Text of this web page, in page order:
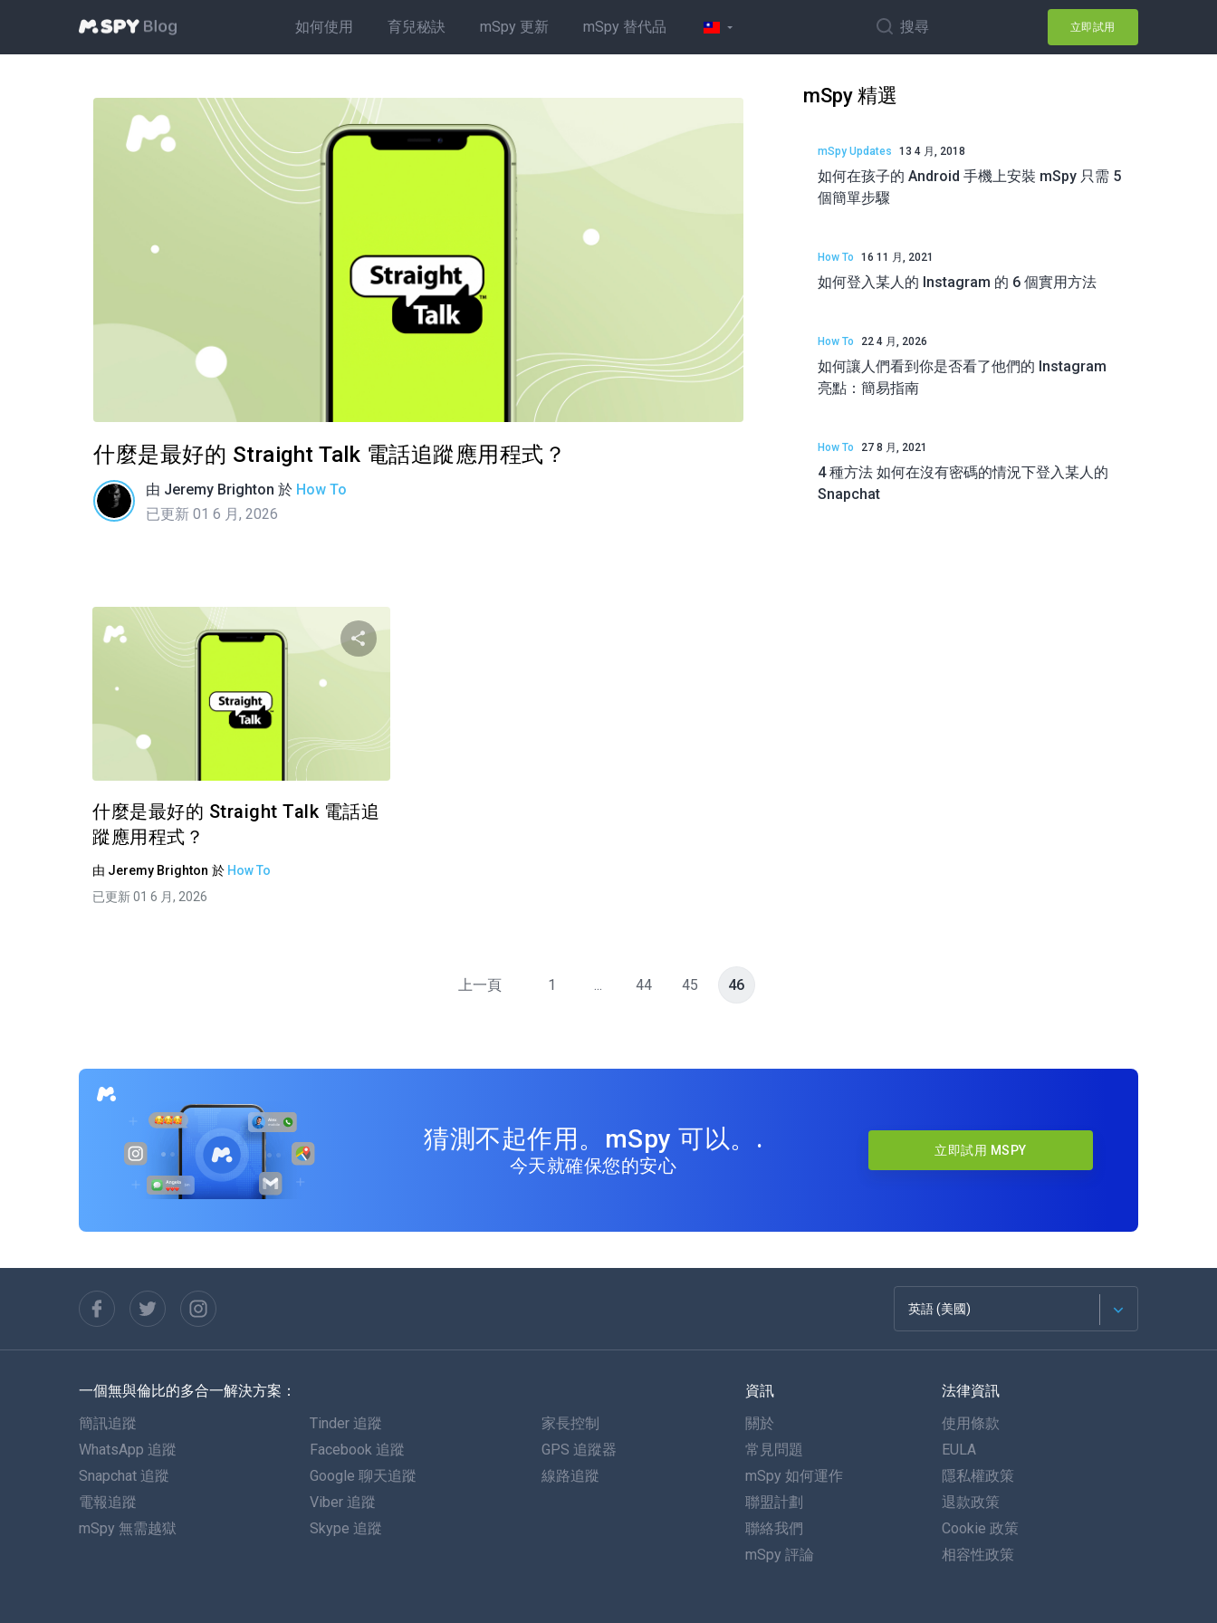
如何使用 育兒秘訣 mSpy 更新 mSpy 替代品 搜尋 立即試用
什麼是最好的 Straight Talk 電話追蹤應用程式？
由 Jeremy Brighton 於 How To
已更新 01 6 月, 2026
mSpy 精選
mSpy Updates 13 4 月, 2018
如何在孩子的 Android 手機上安裝 mSpy 只需 5
個簡單步驟
How To 16 11 月, 2021
如何登入某人的 Instagram 的 6 個實用方法
How To 22 4 月, 2026
如何讓人們看到你是否看了他們的 Instagram
亮點：簡易指南
How To 27 8 月, 2021
4 種方法 如何在沒有密碼的情況下登入某人的
Snapchat
什麼是最好的 Straight Talk 電話追
蹤應用程式？
由 Jeremy Brighton 於 How To
已更新 01 6 月, 2026
上一頁 1 ... 44 45 46
猜測不起作用。mSpy 可以。.
今天就確保您的安心
立即試用 MSPY
英語 (美國)
法語
西班牙語
葡萄牙語
義大利語
一個無與倫比的多合一解決方案：
簡訊追蹤
WhatsApp 追蹤
Snapchat 追蹤
電報追蹤
mSpy 無需越獄
Tinder 追蹤
Facebook 追蹤
Google 聊天追蹤
Viber 追蹤
Skype 追蹤
家長控制
GPS 追蹤器
線路追蹤
資訊
關於
常見問題
mSpy 如何運作
聯盟計劃
聯絡我們
mSpy 評論
法律資訊
使用條款
EULA
隱私權政策
退款政策
Cookie 政策
相容性政策